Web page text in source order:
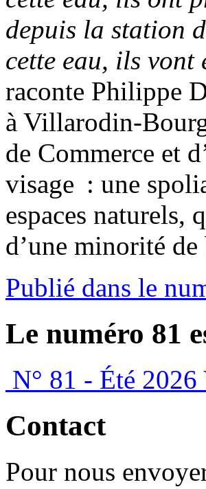
depuis la station
cette eau, ils
raconte Philippe
à Villarodin-
de Commerce et
visage : une
espaces
d’une minorité
Publié dans le
Le numéro 81
N° 81 - Été 2026
Contact
Pour nous